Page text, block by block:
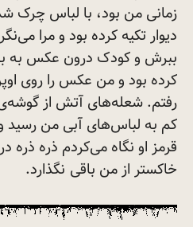
زمانی من بود، با لباس چرک
دیوار تکیه کرده بود و مرا
ببرش و کودک درون عکس به
کرده بود و من عکس را روی
رفتم. شعله‌های آتش از
کم به لباس‌های آبی من رسید
قرمز او نگاه می‌کردم ذره ذره
خاکستر از من باقی نگذارد.